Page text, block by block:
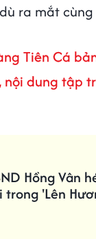
ra mắt
Tiên Cá
dung tập
Hồng Vân
trong 'Lên